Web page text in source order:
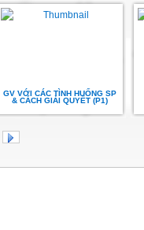
GV VỚI CÁC TÌNH HUỐNG SP
& CÁCH GIẢI QUYẾT (P1)